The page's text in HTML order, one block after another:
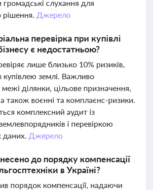
громадські слухання для
рішення. Джерело
перевірка при купівлі
є недостатньою?
лише близько 10% ризиків,
купівлею землі. Важливо
ділянки, цільове призначення,
також воєнні та комплаєнс-ризики.
комплексний аудит із
і перевіркою
даних. Джерело
до порядку компенсації
в Україні?
порядок компенсації, надаючи